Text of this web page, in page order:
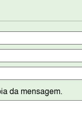
da mensagem.